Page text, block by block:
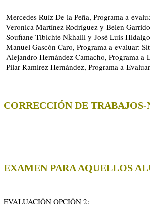
-Mercedes Ruíz De la Peña, Programa a
-Veronica Martínez Rodríguez y Belen
-Soufiane Tibichte Nkhaili y José Luis
-Manuel Gascón Caro, Programa a evaluar:
-Alejandro Hernández Camacho, Programa a
-Pilar Ramirez Hernández, Programa a
CORRECCIÓN DE TRABAJOS-
EXAMEN PARA AQUELLOS
EVALUACIÓN OPCIÓN 2: